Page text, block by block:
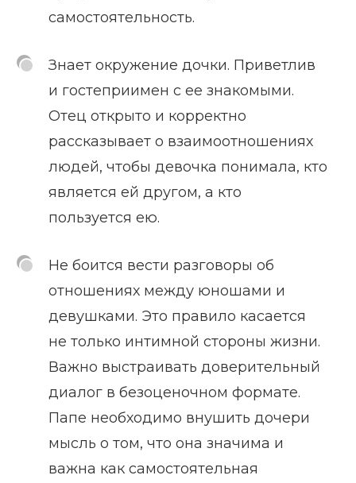
самостоятельность.
Знает окружение дочки. Приветлив
и гостеприимен с ее знакомыми.
Отец открыто и корректно
рассказывает о взаимоотношениях
людей, чтобы девочка понимала, кто
является ей другом, а кто
пользуется ею.
Не боится вести разговоры об
отношениях между юношами и
девушками. Это правило касается
не только интимной стороны жизни.
Важно выстраивать доверительный
диалог в безоценочном формате.
Папе необходимо внушить дочери
мысль о том, что она значима и
важна как самостоятельная